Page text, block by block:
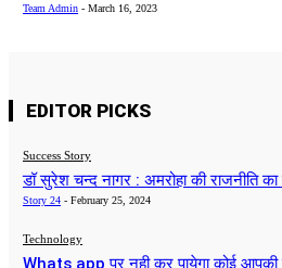
Team Admin - March 16, 2023
EDITOR PICKS
Success Story
डॉ सुरेश चन्द नागर : अमरोहा की राजनीति का
Story 24 - February 25, 2024
Technology
Whats app पर नही कर पायेगा कोई